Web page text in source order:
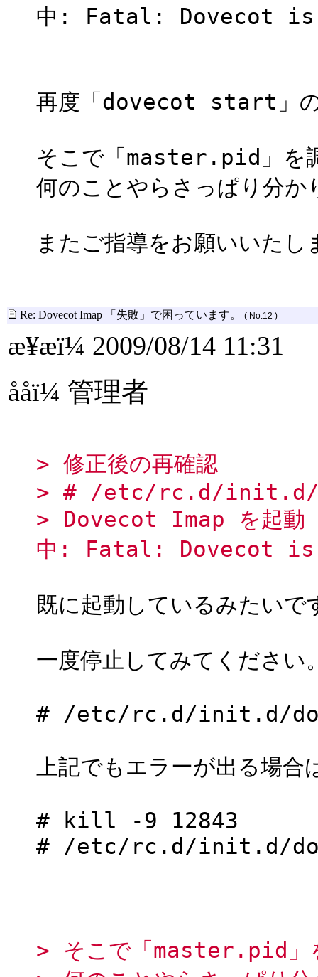
中: Fatal: Dovecot
再度「dovecot start」の
そこで「master.pid」を
何のことやらさっぱり分か
またご指導をお願いいたし
Re: Dovecot Imap 「失敗」で困っています。 ( No.12 )
æ¥æï¼ 2009/08/14 11:31
ååï¼ 管理者
> 修正後の再確認
> # /etc/rc.d/init.d/
> Dovecot Imap を起動
中: Fatal: Dovecot
既に起動しているみたいで
一度停止してみてください
# /etc/rc.d/init.d/
上記でもエラーが出る場
# kill -9 12843
# /etc/rc.d/init.d/
> そこで「master.pid」